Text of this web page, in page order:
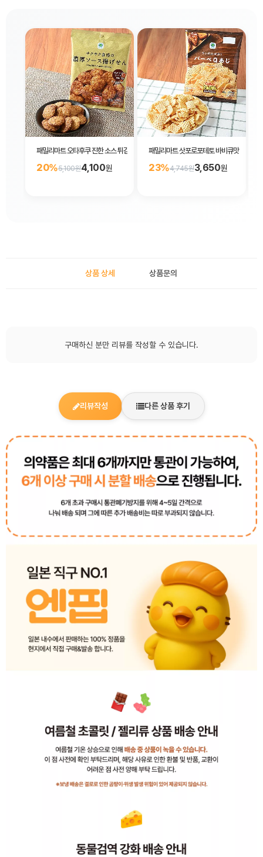
패밀리마트 오타후쿠 진한 소스 튀김 센베이 50g
20%5,100원4,100원
패밀리마트 삿포로포테토 바비큐맛 과자
23%4,745원3,650원
상품 상세 상품문의
구매하신 분만 리뷰를 작성할 수 있습니다.
리뷰작성 다른 상품 후기